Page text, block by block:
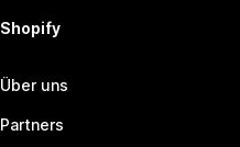
Shopify
Über uns
Partners